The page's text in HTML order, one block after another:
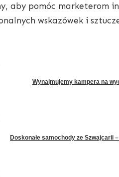
aby pomóc
wskazówek i
Wynajmujemy kampera na
Doskonałe samochody ze Szwajcarii